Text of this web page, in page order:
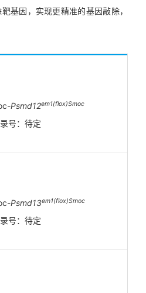
基因，实现更精准的基因敲除，
Psmd12em1(flox)Smoc
号：待定
Psmd13em1(flox)Smoc
号：待定